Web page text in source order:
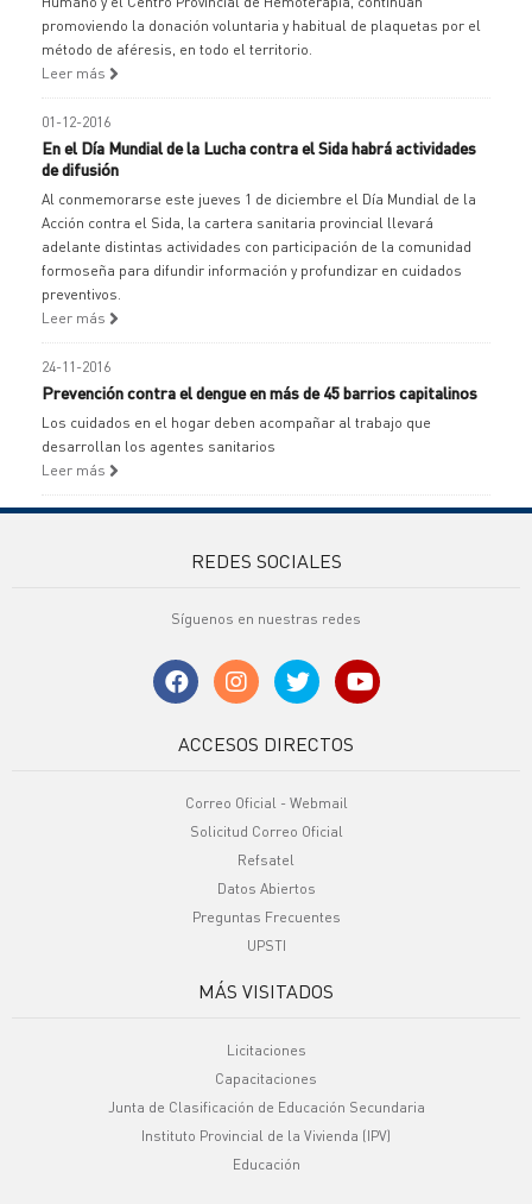
promoviendo la donación voluntaria y habitual de plaquetas por el
método de aféresis, en todo el territorio.
Leer más
01-12-2016
En el Día Mundial de la Lucha contra el Sida habrá actividades
de difusión
Al conmemorarse este jueves 1 de diciembre el Día Mundial de la
Acción contra el Sida, la cartera sanitaria provincial llevará
adelante distintas actividades con participación de la comunidad
formoseña para difundir información y profundizar en cuidados
preventivos.
Leer más
24-11-2016
Prevención contra el dengue en más de 45 barrios capitalinos
Los cuidados en el hogar deben acompañar al trabajo que
desarrollan los agentes sanitarios
Leer más
REDES SOCIALES
Síguenos en nuestras redes
ACCESOS DIRECTOS
Correo Oficial - Webmail
Solicitud Correo Oficial
Refsatel
Datos Abiertos
Preguntas Frecuentes
UPSTI
MÁS VISITADOS
Licitaciones
Capacitaciones
Junta de Clasificación de Educación Secundaria
Instituto Provincial de la Vivienda (IPV)
Educación